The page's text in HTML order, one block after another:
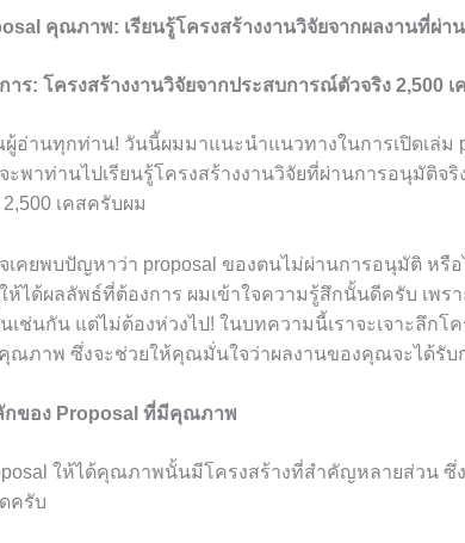
คุณภาพ: เรียนรู้โครงสร้างงานวิจัยจากผลงานที่ผ่า
ร: โครงสร้างงานวิจัยจากประสบการณ์ตัวจริง 2,500 เ
อ่านทุกท่าน! วันนี้ผมมาแนะนำแนวทางในการเปิดเล่ม
พาท่านไปเรียนรู้โครงสร้างงานวิจัยที่ผ่านการอนุมัติจ
เคสครับผม
เคยพบปัญหาว่า proposal ของตนไม่ผ่านการอนุมัติ หรือ
ห้ได้ผลลัพธ์ที่ต้องการ ผมเข้าใจความรู้สึกนั้นดีครับ เพรา
ช่นกัน แต่ไม่ต้องห่วงไป! ในบทความนี้เราจะเจาะลึกโค
ณภาพ ซึ่งจะช่วยให้คุณมั่นใจว่าผลงานของคุณจะได้รับ
กของ Proposal ที่มีคุณภาพ
ให้ได้คุณภาพนั้นมีโครงสร้างที่สำคัญหลายส่วน ซึ่
ครับ